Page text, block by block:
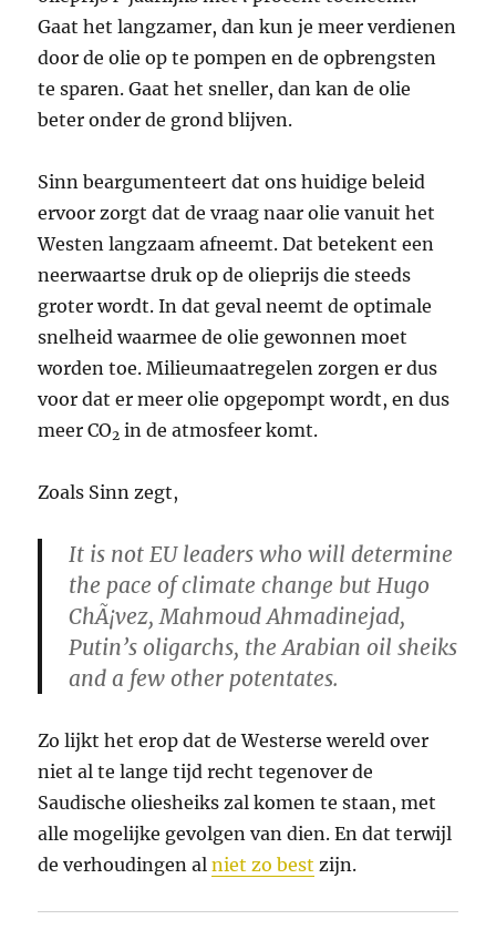
Gaat het langzamer, dan kun je meer verdienen
door de olie op te pompen en de opbrengsten
te sparen. Gaat het sneller, dan kan de olie
beter onder de grond blijven.
Sinn beargumenteert dat ons huidige beleid
ervoor zorgt dat de vraag naar olie vanuit het
Westen langzaam afneemt. Dat betekent een
neerwaartse druk op de olieprijs die steeds
groter wordt. In dat geval neemt de optimale
snelheid waarmee de olie gewonnen moet
worden toe. Milieumaatregelen zorgen er dus
voor dat er meer olie opgepompt wordt, en dus
meer CO2 in de atmosfeer komt.
Zoals Sinn zegt,
It is not EU leaders who will determine
the pace of climate change but Hugo
ChÃ¡vez, Mahmoud Ahmadinejad,
Putin’s oligarchs, the Arabian oil sheiks
and a few other potentates.
Zo lijkt het erop dat de Westerse wereld over
niet al te lange tijd recht tegenover de
Saudische oliesheiks zal komen te staan, met
alle mogelijke gevolgen van dien. En dat terwijl
de verhoudingen alniet zo best zijn.